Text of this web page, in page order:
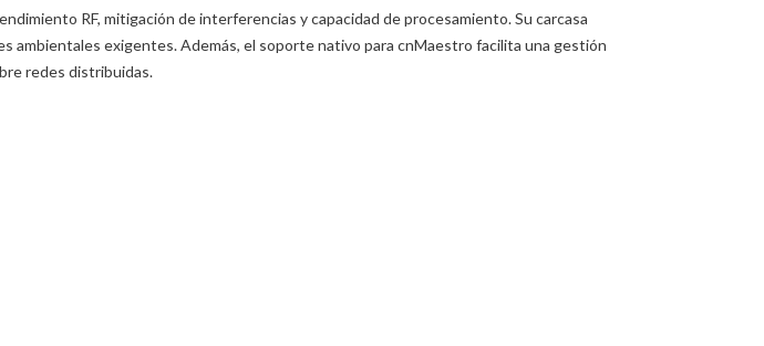
RF, mitigación de interferencias y capacidad de procesamiento. Su carcasa
exigentes. Además, el soporte nativo para cnMaestro facilita una gestión
redes distribuidas.